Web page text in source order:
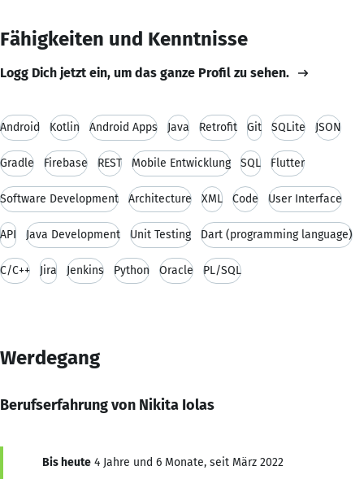
Fähigkeiten und Kenntnisse
Logg Dich jetzt ein, um das ganze Profil zu sehen.
Android Kotlin Android Apps Java Retrofit Git SQLite JSON
Gradle Firebase REST Mobile Entwicklung SQL Flutter
Software Development Architecture XML Code User Interface
API Java Development Unit Testing Dart (programming language)
C/C++ Jira Jenkins Python Oracle PL/SQL
Werdegang
Berufserfahrung von Nikita Iolas
Bis heute 4 Jahre und 6 Monate, seit März 2022